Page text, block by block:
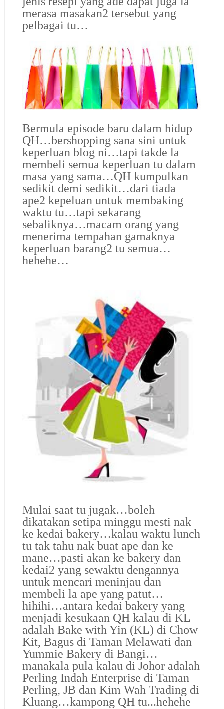
merasa masakan2 tersebut yang
pelbagai tu…
Bermula episode baru dalam hidup
QH…bershopping sana sini untuk
keperluan blog ni…tapi takde la
membeli semua keperluan tu dalam
masa yang sama…QH kumpulkan
sedikit demi sedikit…dari tiada
ape2 kepeluan untuk membaking
waktu tu…tapi sekarang
sebaliknya…macam orang yang
menerima tempahan gamaknya
keperluan barang2 tu semua…
hehehe…
Mulai saat tu jugak…boleh
dikatakan setipa minggu mesti nak
ke kedai bakery…kalau waktu lunch
tu tak tahu nak buat ape dan ke
mane…pasti akan ke bakery dan
kedai2 yang sewaktu dengannya
untuk mencari meninjau dan
membeli la ape yang patut…
hihihi…antara kedai bakery yang
menjadi kesukaan QH kalau di KL
adalah Bake with Yin (KL) di Chow
Kit, Bagus di Taman Melawati dan
Yummie Bakery di Bangi…
manakala pula kalau di Johor adalah
Perling Indah Enterprise di Taman
Perling, JB dan Kim Wah Trading di
Kluang…kampong QH tu...hehehe